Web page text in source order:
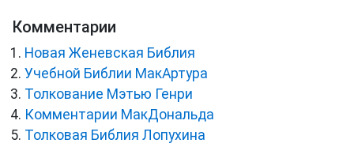
Комментарии
Новая Женевская Библия
Учебной Библии МакАртура
Толкование Мэтью Генри
Комментарии МакДональда
Толковая Библия Лопухина